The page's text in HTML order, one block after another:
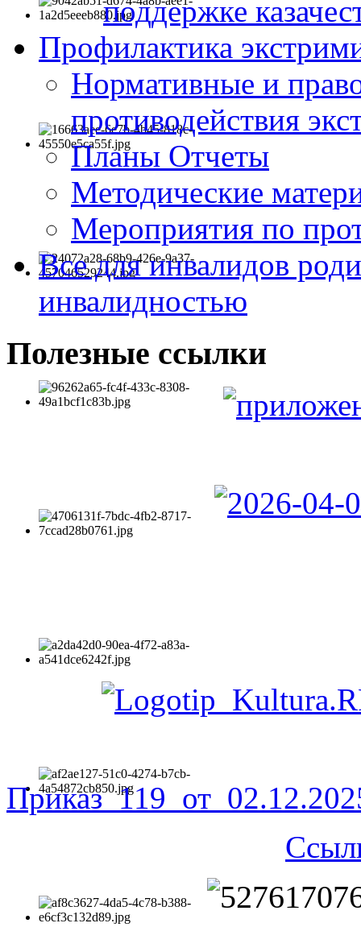
поддержке
Профилактика
Нормативные и
противодействия
Планы Отчеты
Методические
Мероприятия по
Все для инвалидов
инвалидностью
Полезные ссылки